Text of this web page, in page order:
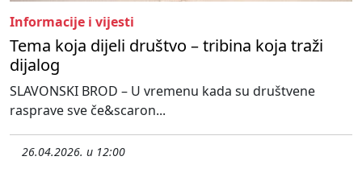
Informacije i vijesti
Tema koja dijeli društvo – tribina koja traži
dijalog
SLAVONSKI BROD – U vremenu kada su društvene
rasprave sve če&scaron...
26.04.2026. u 12:00